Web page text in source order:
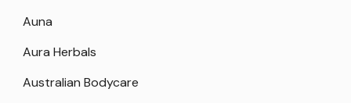
Auna
Aura Herbals
Australian Bodycare